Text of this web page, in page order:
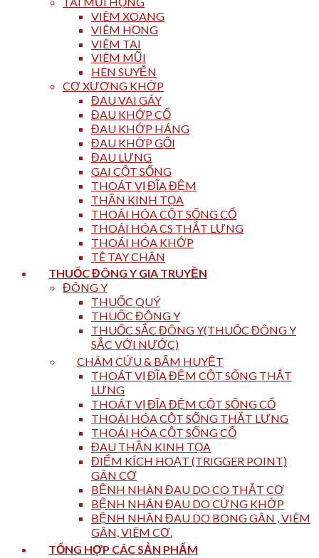
VIÊM XOANG
VIÊM HỌNG
VIÊM TAI
VIÊM MŨI
HEN SUYỄN
CƠ XƯƠNG KHỚP
ĐAU VAI GÁY
ĐAU KHỚP CỔ
ĐAU KHỚP HÁNG
ĐAU KHỚP GỐI
ĐAU LƯNG
GAI CỘT SỐNG
THOÁT VỊ ĐĨA ĐỆM
THẦN KINH TỌA
THOÁI HÓA CỘT SỐNG CỔ
THOÁI HÓA CS THẮT LƯNG
THOÁI HÓA KHỚP
TÊ TAY CHÂN
THUỐC ĐÔNG Y GIA TRUYỀN
ĐÔNG Y
THUỐC QUÝ
THUỐC ĐÔNG Y
THUỐC SẮC ĐÔNG Y(THUỐC ĐÔNG Y
SẮC VỚI NƯỚC)
CHÂM CỨU & BẤM HUYỆT
THOÁT VỊ ĐĨA ĐỆM CỘT SỐNG THẮT
LƯNG
THOÁT VỊ ĐĨA ĐỆM CỘT SỐNG CỔ
THOÁI HÓA CỘT SỐNG THẮT LƯNG
THOÁI HÓA CỘT SỐNG CỔ
ĐAU THẦN KINH TỌA
ĐIỂM KÍCH HOẠT (TRIGGER POINT)
GÂN CƠ
BỆNH NHÂN ĐAU DO CO THẮT CƠ
BỆNH NHÂN ĐAU DO CỨNG KHỚP
BỆNH NHÂN ĐAU DO BONG GÂN , VIÊM
GÂN, VIÊM CƠ.
TỔNG HỢP CÁC SẢN PHẨM